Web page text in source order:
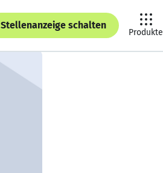
Stellenanzeige schalten
Produkte